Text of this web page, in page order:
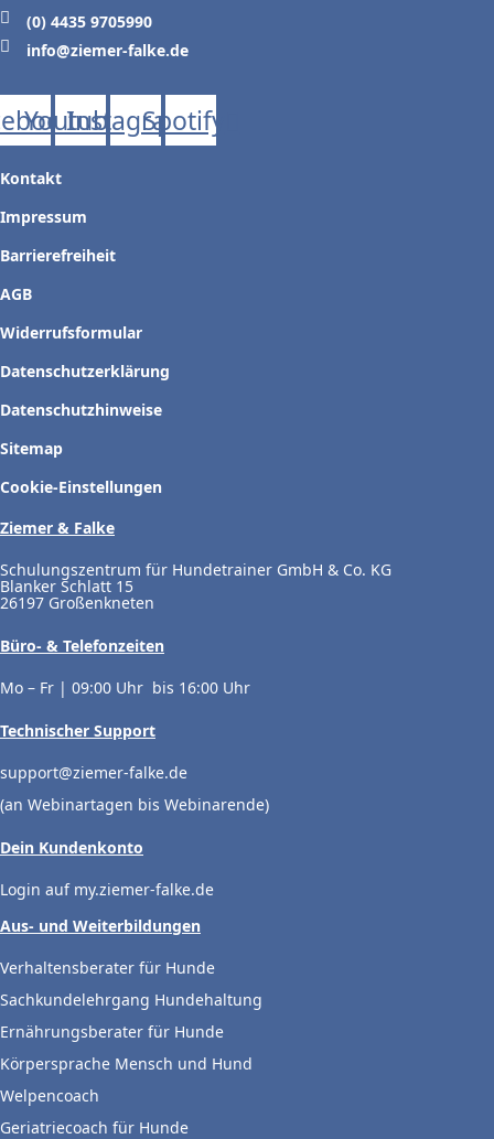
(0) 4435 9705990
info@ziemer-falke.de
Youtube
Instagram
Spotify
Kontakt
Impressum
Barrierefreiheit
AGB
Widerrufsformular
Datenschutzerklärung
Datenschutzhinweise
Sitemap
Cookie-Einstellungen
Ziemer & Falke
Schulungszentrum für Hundetrainer GmbH & Co. KG
Blanker Schlatt 15
26197 Großenkneten
Büro- & Telefonzeiten
Mo – Fr | 09:00 Uhr bis 16:00 Uhr
Technischer Support
support@ziemer-falke.de
(an Webinartagen bis Webinarende)
Dein Kundenkonto
Login auf my.ziemer-falke.de
Aus- und Weiterbildungen
Verhaltensberater für Hunde
Sachkundelehrgang Hundehaltung
Ernährungsberater für Hunde
Körpersprache Mensch und Hund
Welpencoach
Geriatriecoach für Hunde